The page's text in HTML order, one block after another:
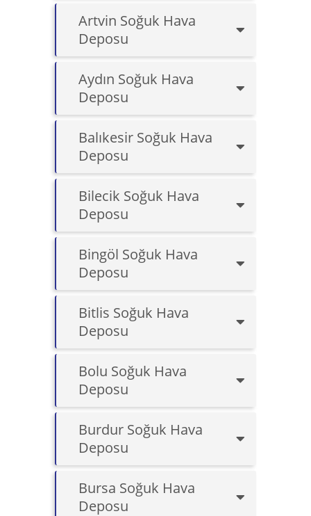
Artvin Soğuk Hava
Deposu
Aydın Soğuk Hava
Deposu
Balıkesir Soğuk Hava
Deposu
Bilecik Soğuk Hava
Deposu
Bingöl Soğuk Hava
Deposu
Bitlis Soğuk Hava
Deposu
Bolu Soğuk Hava
Deposu
Burdur Soğuk Hava
Deposu
Bursa Soğuk Hava
Deposu